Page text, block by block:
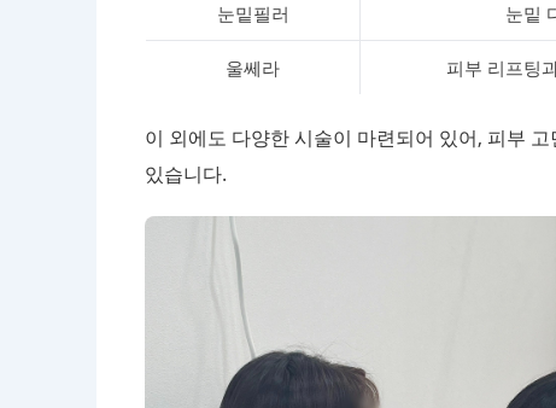
눈밑필러 눈밑
울쎄라 피부 리프팅
이 외에도 다양한 시술이 마련되어 있어, 피부
있습니다.